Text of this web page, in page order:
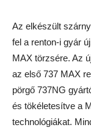
Az elkészült
fel a renton-i gyár
MAX törzsére. Az
az első 737 MAX
pörgő 737NG
és tökéletesítve a
technológiákat.